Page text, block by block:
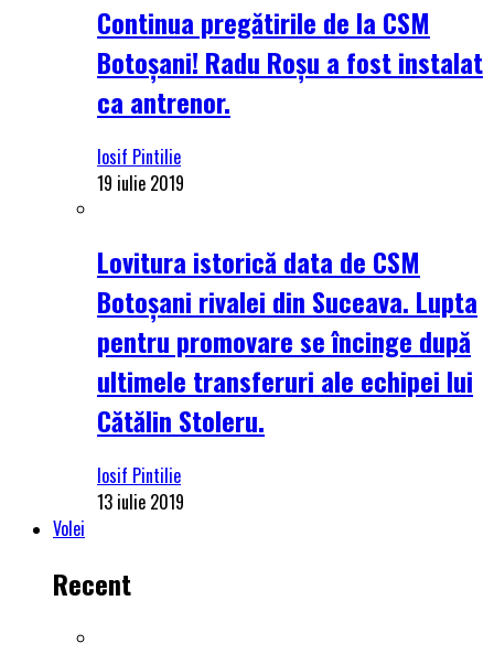
Continua pregătirile de la CSM
Botoșani! Radu Roșu a fost instalat
ca antrenor.
Iosif Pintilie
19 iulie 2019
Lovitura istorică data de CSM
Botoșani rivalei din Suceava. Lupta
pentru promovare se încinge după
ultimele transferuri ale echipei lui
Cătălin Stoleru.
Iosif Pintilie
13 iulie 2019
Volei
Recent